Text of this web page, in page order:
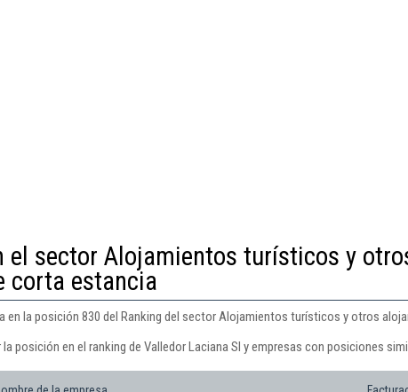
el sector Alojamientos turísticos y
corta estancia
en la posición 830 del Ranking del sector Alojamientos turísticos y otros
posición en el ranking de Valledor Laciana Sl y empresas con posiciones